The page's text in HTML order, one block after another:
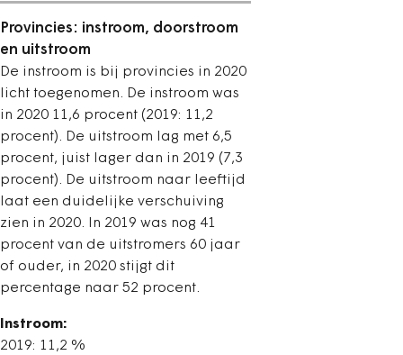
Provincies: instroom, doorstroom
en uitstroom
De instroom is bij provincies in 2020
licht toegenomen. De instroom was
in 2020 11,6 procent (2019: 11,2
procent). De uitstroom lag met 6,5
procent, juist lager dan in 2019 (7,3
procent). De uitstroom naar leeftijd
laat een duidelijke verschuiving
zien in 2020. In 2019 was nog 41
procent van de uitstromers 60 jaar
of ouder, in 2020 stijgt dit
percentage naar 52 procent.
Instroom:
2019: 11,2 %